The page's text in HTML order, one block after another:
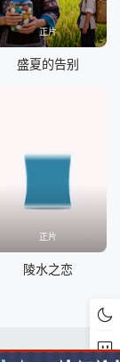
正片
盛夏的告别
正片
陵水之恋
QQ交流群